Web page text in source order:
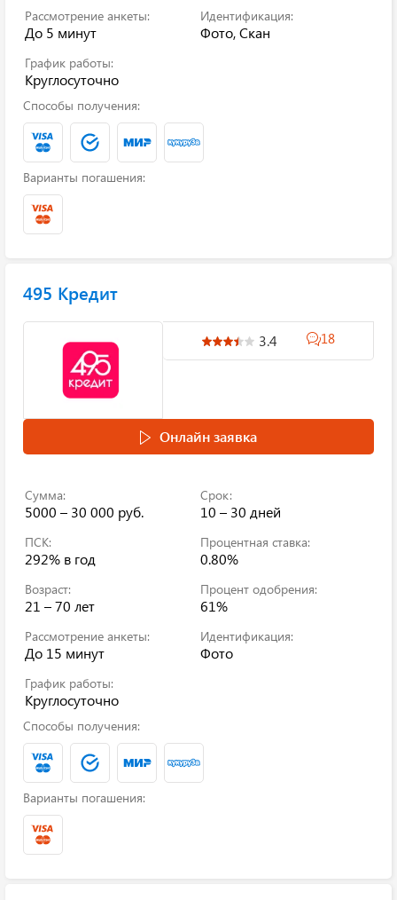
Рассмотрение анкеты:
До 5 минут
Идентификация:
Фото, Скан
График работы:
Круглосуточно
Способы получения:
Варианты погашения:
495 Кредит
3.4 18
Онлайн заявка
Сумма:
5000 – 30 000 руб.
Срок:
10 – 30 дней
ПСК:
292% в год
Процентная ставка:
0.80%
Возраст:
21 – 70 лет
Процент одобрения:
61%
Рассмотрение анкеты:
До 15 минут
Идентификация:
Фото
График работы:
Круглосуточно
Способы получения:
Варианты погашения: